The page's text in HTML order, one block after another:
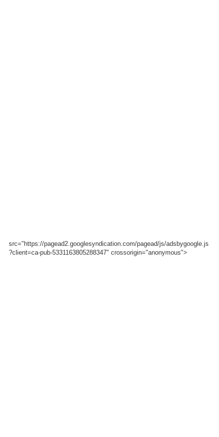
src="https://pagead2.googlesyndication.com/pagead/js/adsbygoogle.js
?client=ca-pub-5331163805288347" crossorigin="anonymous">